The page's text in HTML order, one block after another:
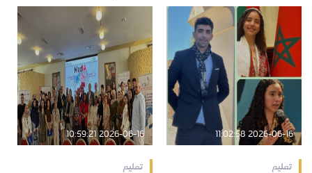
2026-06-16 11:02:58
تعليم
2026-06-16 10:59:21
تعليم